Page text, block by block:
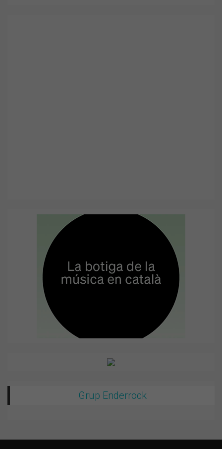
Grup Enderrock